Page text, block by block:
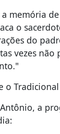
memória
o
do
vezes não
o
a